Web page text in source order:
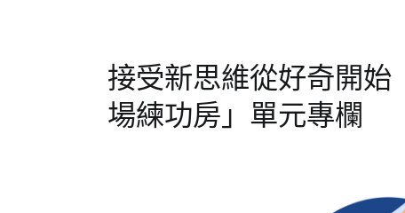
接受新思維從好奇開始
場練功房」單元專欄